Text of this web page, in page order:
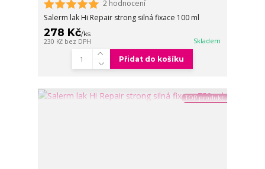
2 hodnocení
Salerm lak Hi Repair strong silná fixace 100 ml
278 Kč/ks
230 Kč bez DPH Skladem
Přidat do košíku
TOP produkt